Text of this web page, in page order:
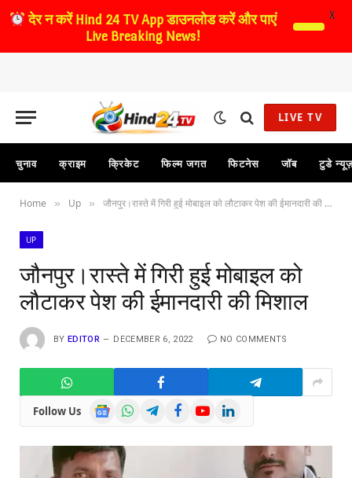
LIVE TV
चुनाव क्राइम क्रिकेट फिल्म जगत फिटनेस जॉब टुडे
Home » Up » जौनपुर।रास्ते में गिरी हुई मोबाइल को लौटाकर पेश की ईमानदारी की मिशाल
UP
जौनपुर।रास्ते में गिरी हुई मोबाइल को
लौटाकर पेश की ईमानदारी की मिशाल
BY EDITOR DECEMBER 6, 2022 NO COMMENTS
Follow Us
GoogleWhatsAppTelegramFacebookYouTubeLinkedIn
देर न करेंHind 24 TV App डाउनलोड करें और पाएं
Live Breaking News!
X